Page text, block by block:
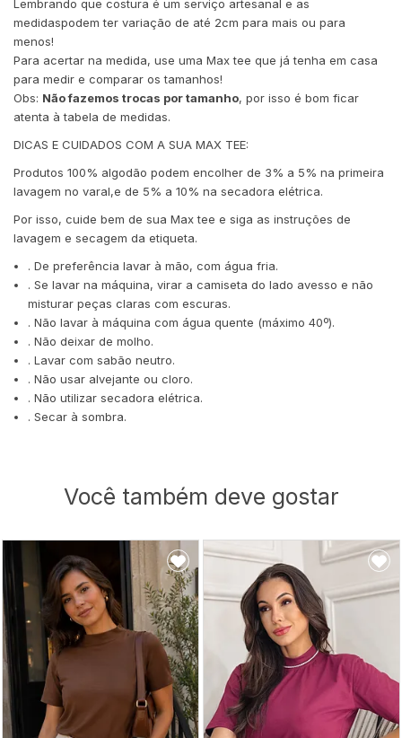
Lembrando que costura é um serviço artesanal e as
medidaspodem ter variação de até 2cm para mais ou para
menos!
Para acertar na medida, use uma Max tee que já tenha em casa
para medir e comparar os tamanhos!
Obs: Não fazemos trocas por tamanho, por isso é bom ficar
atenta à tabela de medidas.
DICAS E CUIDADOS COM A SUA MAX TEE:
Produtos 100% algodão podem encolher de 3% a 5% na primeira
lavagem no varal,e de 5% a 10% na secadora elétrica.
Por isso, cuide bem de sua Max tee e siga as instruções de
lavagem e secagem da etiqueta.
. De preferência lavar à mão, com água fria.
. Se lavar na máquina, virar a camiseta do lado avesso e não
misturar peças claras com escuras.
. Não lavar à máquina com água quente (máximo 40º).
. Não deixar de molho.
. Lavar com sabão neutro.
. Não usar alvejante ou cloro.
. Não utilizar secadora elétrica.
. Secar à sombra.
Você também deve gostar